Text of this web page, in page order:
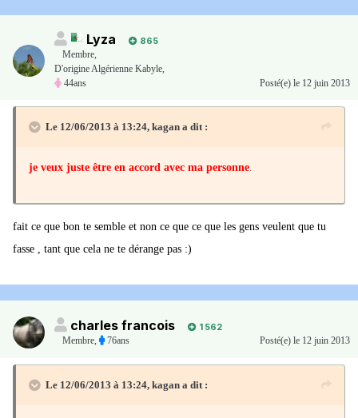
Lyza
865
Membre,
D'origine Algérienne Kabyle,
44ans
Posté(e) le 12 juin 2013
Le 12/06/2013 à 13:24, kagan a dit :
je veux juste être en accord avec ma personne.
fait ce que bon te semble et non ce que ce que les gens veulent que tu
fasse , tant que cela ne te dérange pas :)
charles francois
1 562
Membre, 76ans Posté(e) le 12 juin 2013
Le 12/06/2013 à 13:24, kagan a dit :